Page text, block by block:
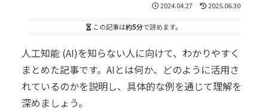
2024.04.27 2025.06.30
この記事は約5分で読めます。
人工知能 (AI)を知らない人に向けて、わかりやすく
まとめた記事です。AIとは何か、どのように活用さ
れているのかを説明し、具体的な例を通じて理解を
深めましょう。